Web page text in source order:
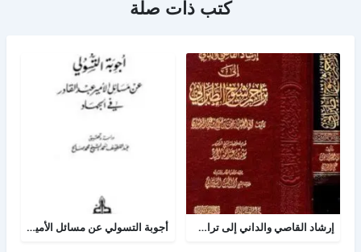
كتب ذات صلة
إرشاد القاصي والداني إلى تراجم شيوخ الطبراني أجوبة التسولي عن مسائل الأمير عبد القادر في الجهاد